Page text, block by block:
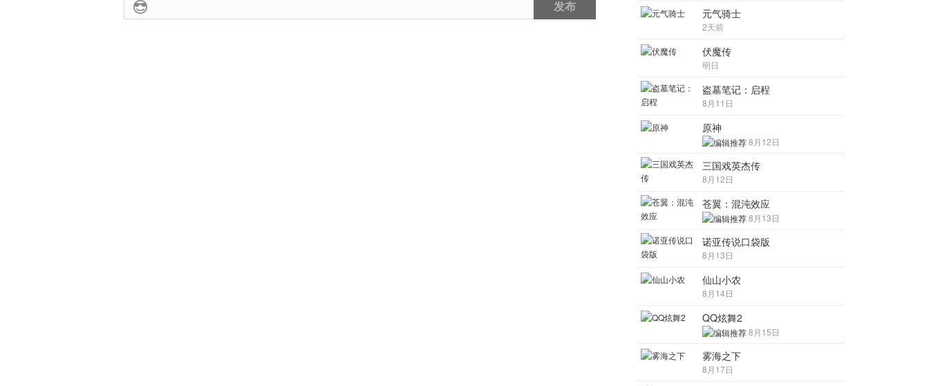
发布 元气骑士
2天前
伏魔传
明日
盗墓笔记：启程
8月11日
原神
8月12日
三国戏英杰传
8月12日
苍翼：混沌效应
8月13日
诺亚传说口袋版
8月13日
仙山小农
8月14日
QQ炫舞2
8月15日
雾海之下
8月17日